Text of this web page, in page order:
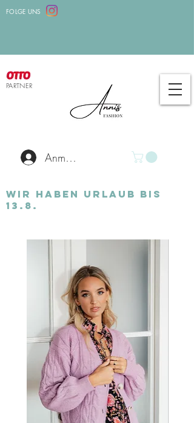
FOLGE UNS
PARTNER
Anmelden
Wir haben Urlaub bis
13.8.